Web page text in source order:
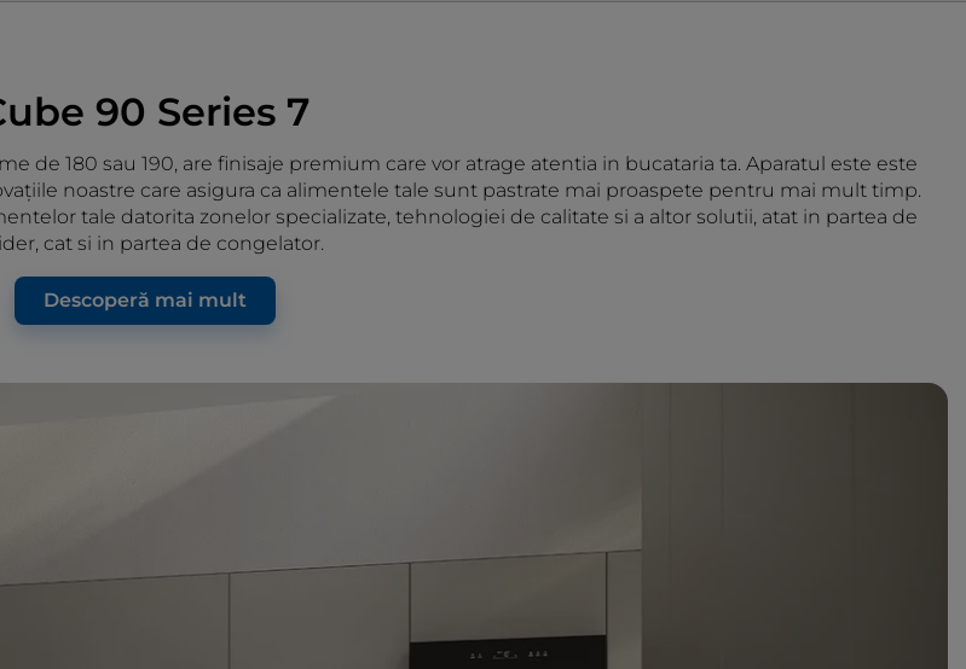
90 Series 7
de 180 sau 190, are finisaje premium care vor atrage atentia in bucataria ta. Aparatul este este
noastre care asigura ca alimentele tale sunt pastrate mai proaspete pentru mai mult timp.
tale datorita zonelor specializate, tehnologiei de calitate si a altor solutii, atat in partea de
cat si in partea de congelator.
Descoperă mai mult